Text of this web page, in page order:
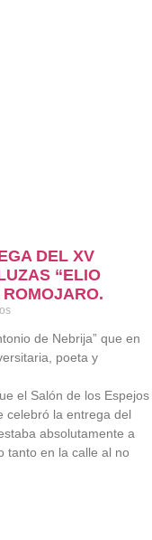
DEL XV
“ELIO
de Nebrija” que en
poeta y
el Salón de los Espejos
celebró la entrega del
absolutamente a
tanto en la calle al no